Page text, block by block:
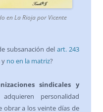
en La Rioja por Vicente
subsanación delart. 243
y no en la matriz?
sindicales y
personalidad
obrar a los veinte días de